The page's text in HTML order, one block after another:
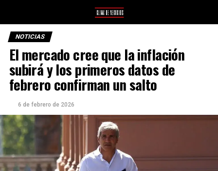
NOTICIAS
El mercado cree que la inflación
subirá y los primeros datos de
febrero confirman un salto
6 de febrero de 2026